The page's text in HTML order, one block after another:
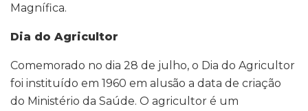
Magnífica.
Dia do Agricultor
Comemorado no dia 28 de julho, o Dia do Agricultor
foi instituído em 1960 em alusão a data de criação
do Ministério da Saúde. O agricultor é um